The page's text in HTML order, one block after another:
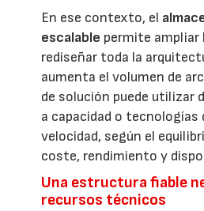
En ese contexto, el
escalable permite ampliar
rediseñar toda la
aumenta el volumen de
de solución puede utilizar
a capacidad o tecnologías
velocidad, según el
coste, rendimiento y
Una estructura fiable
recursos técnicos